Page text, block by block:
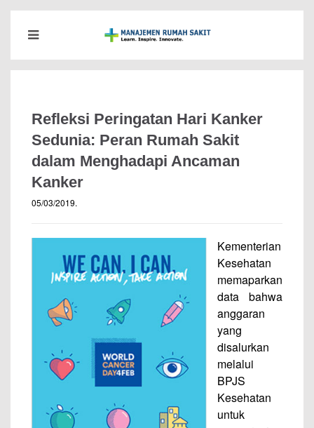
Refleksi Peringatan Hari Kanker
Sedunia: Peran Rumah Sakit
dalam Menghadapi Ancaman
Kanker
05/03/2019.
Kementerian
Kesehatan
memaparkan
data bahwa
anggaran
yang
disalurkan
melalui
BPJS
Kesehatan
untuk